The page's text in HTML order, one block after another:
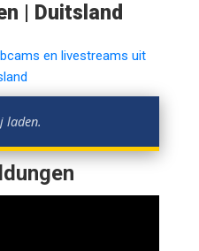
| Duitsland
en livestreams uit
laden.